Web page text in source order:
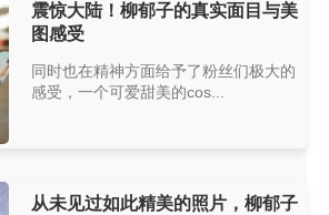
震惊大陆！柳郁子的真实面目与美
图感受
同时也在精神方面给予了粉丝们极大的
感受，一个可爱甜美的cos...
从未见过如此精美的照片，柳郁子